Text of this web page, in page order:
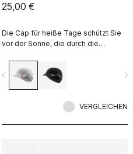
25,00 €
Die Cap für heiße Tage schützt Sie
vor der Sonne, die durch die
trotzdem nicht überhitzen.
navigate_next
VERGLEICHEN